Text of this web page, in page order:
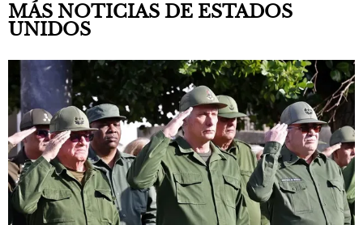
MÁS NOTICIAS DE ESTADOS
UNIDOS